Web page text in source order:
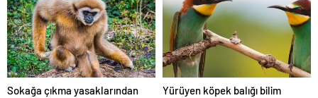
Sokağa çıkma yasaklarından
Yürüyen köpek balığı bilim